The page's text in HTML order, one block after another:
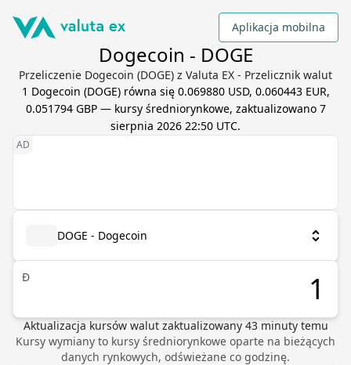
Aplikacja mobilna
Dogecoin - DOGE
Przeliczenie Dogecoin (DOGE) z Valuta EX - Przelicznik walut
1 Dogecoin (DOGE) równa się 0.069880 USD, 0.060443 EUR,
0.051794 GBP— kursy średniorynkowe, zaktualizowano 7
sierpnia 2026 22:50 UTC.
DOGE - Dogecoin
Ð
Aktualizacja kursów walut zaktualizowany 43minuty temu
Kursy wymiany to kursy średniorynkowe oparte na bieżących
danych rynkowych, odświeżane co godzinę.